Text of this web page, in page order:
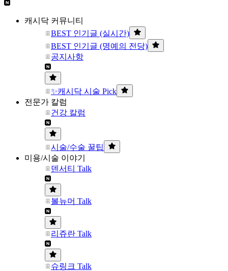
캐시닥 커뮤니티
BEST 인기글 (실시간)
BEST 인기글 (명예의 전당)
공지사항
✨캐시닥 시술 Pick
전문가 칼럼
건강 칼럼
시술/수술 꿀팁
미용/시술 이야기
덴서티 Talk
볼뉴머 Talk
리쥬란 Talk
슈링크 Talk